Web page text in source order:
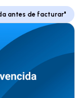
antes de facturar"